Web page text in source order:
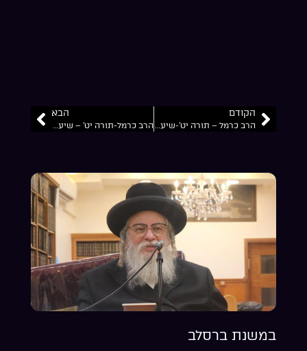
הקודם
הרב כרמל – תורה יט’-שיעור 4
הבא
הרב כרמל-תורה יט’ – שיעור 2
במשנת ברסלב